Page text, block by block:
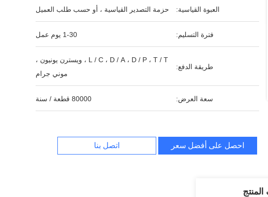
العبوة القياسية: حزمة التصدير القياسية ، أو حسب طلب العميل
فترة التسليم: 1-30 يوم عمل
طريقة الدفع:
L / C ، D / A ، D / P ، T / T ، ويسترن يونيون ،
موني جرام
سعة العرض: 80000 قطعة / سنة
احصل على أفضل سعر اتصل بنا